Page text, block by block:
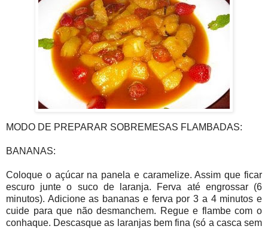
MODO DE PREPARAR SOBREMESAS FLAMBADAS:
BANANAS:
Coloque o açúcar na panela e caramelize. Assim que ficar
escuro junte o suco de laranja. Ferva até engrossar (6
minutos). Adicione as bananas e ferva por 3 a 4 minutos e
cuide para que não desmanchem. Regue e flambe com o
conhaque. Descasque as laranjas bem fina (só a casca sem